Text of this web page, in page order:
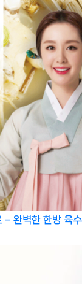
– 완벽한 한방 육수